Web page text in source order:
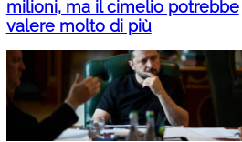
milioni, ma il cimelio potrebbe
valere molto di più